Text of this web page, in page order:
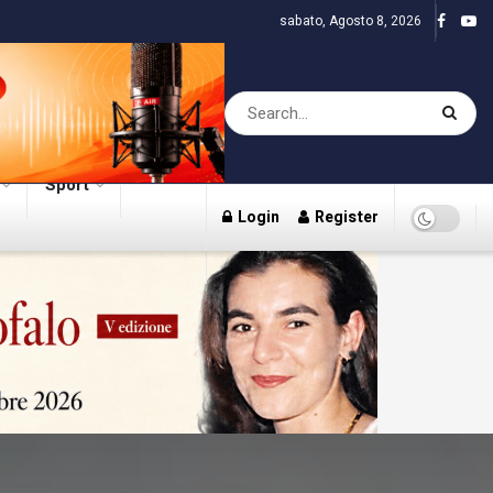
sabato, Agosto 8, 2026
Sport
Login Register